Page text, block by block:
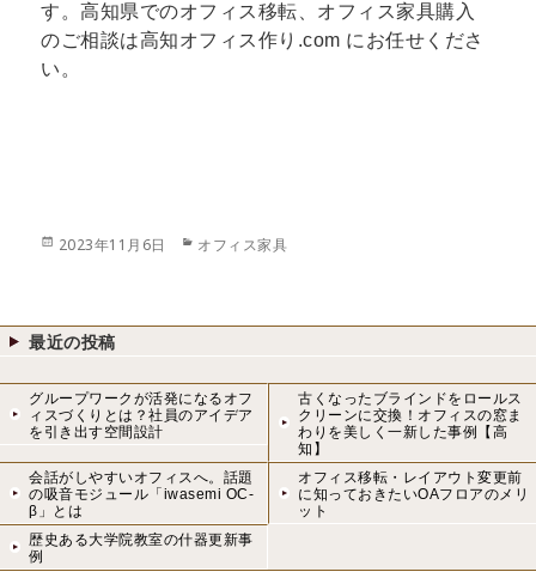
す。高知県でのオフィス移転、オフィス家具購入
のご相談は高知オフィス作り.com にお任せくださ
い。
投
2023年11月6日
カ
ー
オフィス家具
最近の投稿
グループワークが活発になるオフ
ィスづくりとは？社員のアイデア
を引き出す空間設計
古くなったブラインドをロールス
クリーンに交換！オフィスの窓ま
わりを美しく一新した事例【高
知】
会話がしやすいオフィスへ。話題
の吸音モジュール「iwasemi OC-
β」とは
オフィス移転・レイアウト変更前
に知っておきたいOAフロアのメリ
ット
歴史ある大学院教室の什器更新事
例